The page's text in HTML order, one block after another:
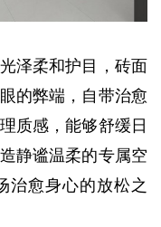
泽柔和护目，砖面
的弊端，自带治愈
质感，能够舒缓日
静谧温柔的专属空
治愈身心的放松之